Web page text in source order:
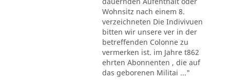
Wohnsitz nach einem 8.
verzeichneten Die Indivivuen
bitten wir unsere ver in der
betreffenden Colonne zu
vermerken ist. im Jahre t862
ehrten Abonnenten , die auf
das geborenen Militai ..."